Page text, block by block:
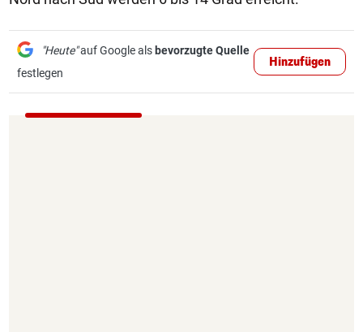
"Heute"auf Google als bevorzugte Quelle
festlegen
Hinzufügen